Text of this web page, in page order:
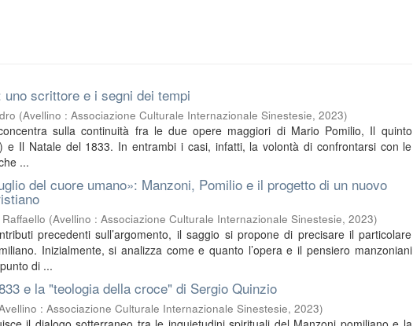
uno scrittore e i segni dei tempi
(Avellino : Associazione Culturale Internazionale Sinestesie,2023)
sulla continuità fra le due opere maggiori di Mario Pomilio, Il quinto
e Il Natale del 1833. In entrambi i casi, infatti, la volontà di confrontarsi con le
...
del cuore umano»: Manzoni, Pomilio e il progetto di un nuovo
(Avellino : Associazione Culturale Internazionale Sinestesie,2023)
precedenti sull’argomento, il saggio si propone di precisare il particolare
Inizialmente, si analizza come e quanto l’opera e il pensiero manzoniani
di ...
e la "teologia della croce" di Sergio Quinzio
: Associazione Culturale Internazionale Sinestesie,2023)